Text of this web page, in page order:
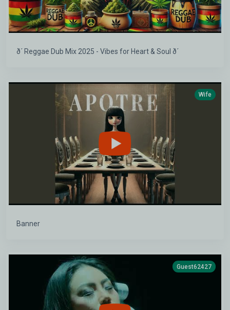
ð´ Reggae Dub Mix 2025 - Vibes for Heart & Soul ð´
Wife
Banner
Guest62427